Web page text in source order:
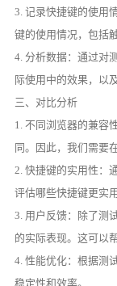
3. 记录快捷键的使用
键的使用情况，包括
4. 分析数据：通过对
际使用中的效果，以
三、对比分析
1. 不同浏览器的兼容
同。因此，我们需要
2. 快捷键的实用性：
评估哪些快捷键更实
3. 用户反馈：除了测
的实际表现。这可以
4. 性能优化：根据测
稳定性和效率。